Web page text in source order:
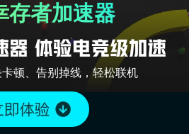
存者加速器
顿、告别掉线，轻松联机